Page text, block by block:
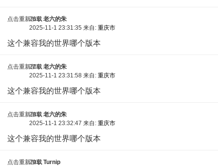
点击重新加载
26车 老六的朱
2025-11-1 23:31:35 来自: 重庆市
这个兼容我的世界哪个版本
点击重新加载
27车 老六的朱
2025-11-1 23:31:58 来自: 重庆市
这个兼容我的世界哪个版本
点击重新加载
28车 老六的朱
2025-11-1 23:32:47 来自: 重庆市
这个兼容我的世界哪个版本
点击重新加载
29车 Turnip